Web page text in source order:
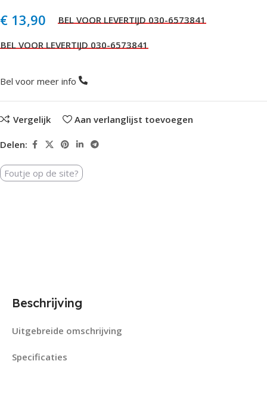
€ 13,90
Bel voor meer info
Vergelijk Aan verlanglijst toevoegen
Delen:
Foutje op de site?
Beschrijving
Uitgebreide omschrijving
Specificaties